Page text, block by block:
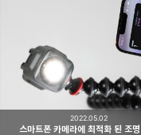
스마트폰 카메라에 최적화 된 조
2022.05.02